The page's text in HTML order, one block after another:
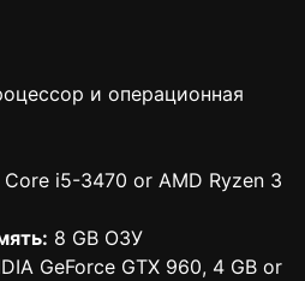
и операционная
Core i5-3470 or AMD Ryzen 3
8 GB ОЗУ
GeForce GTX 960, 4 GB or